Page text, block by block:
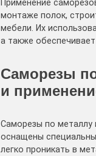
Применение
монтаже полок,
мебели. Их
а также
Саморезы
и
Саморезы по металлу
оснащены
легко проникать в